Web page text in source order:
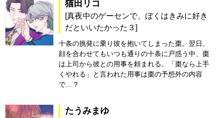
猫田リコ
[真夜中のゲーセンで、ぼくはきみに好き
だといいたかった３]
十条の挑発に乗り彼を抱いてしまった棗。翌日、
顔を合わせてもいつも通りの十条に戸惑う中、棗
は上司から彼との用事を頼まれる。「棗なら上手
くやれる」と言われた用事は棗の予想外の内容
で…？
たうみまゆ